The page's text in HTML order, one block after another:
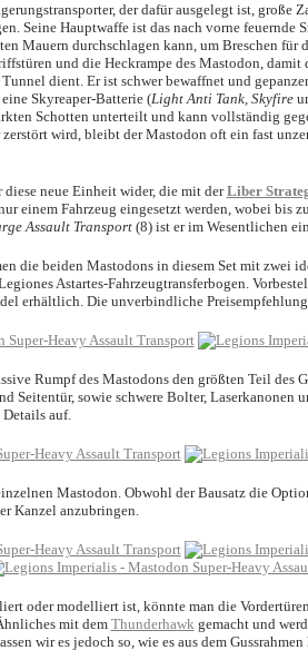
der dafür ausgelegt ist, große
Seine Hauptwaffe ist das nach vorne feuernde
Mauern durchschlagen kann, um Breschen für
und die Heckrampe des Mastodon,
Tunnel dient. Er ist schwer bewaffnet und
Skyreaper-Batterie (Light Anti Tank, Skyfire
Schotten unterteilt und kann vollständig
wird, bleibt der Mastodon oft ein fast
neue Einheit wider, die mit derLiber
einem Fahrzeug eingesetzt werden, wobei bis
Assault Transport(8) ist er im Wesentlichen
die beiden Mastodons in diesem Set mit zwei
Astartes-Fahrzeugtransferbogen.
erhältlich. Die unverbindliche
Rumpf des Mastodons den größten Teil des
Seitentür, sowie schwere Bolter, Laserkanonen
auf.
Mastodon. Obwohl der Bausatz die
Kanzel anzubringen.
oder modelliert ist, könnte man die
mit dem Thunderhawkgemacht und
wir es jedoch so, wie es aus dem